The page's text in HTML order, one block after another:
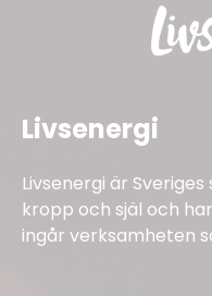
Livsenergi
Livsenergi är
kropp och själ och
ingår verksamheten